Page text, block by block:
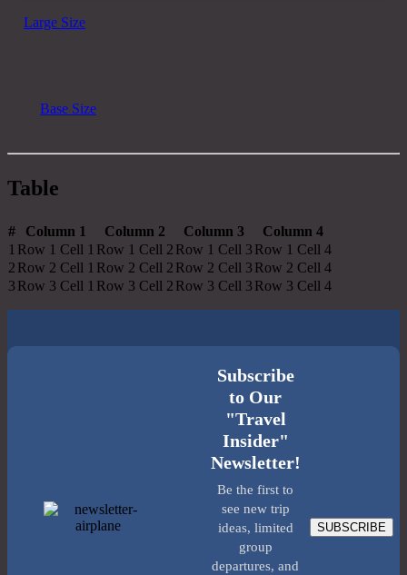
Large Size
Base Size
Table
# Column 1 Column 2 Column 3
Column 4
1 Row 1 Cell 1 Row 1 Cell 2 Row 1 Cell 3 Row 1 Cell 4
2 Row 2 Cell 1 Row 2 Cell 2 Row 2 Cell 3 Row 2 Cell 4
3 Row 3 Cell 1 Row 3 Cell 2 Row 3 Cell 3 Row 3 Cell 4
Subscribe
to Our
"Travel
Insider"
Newsletter!
Be the first to
see new trip
ideas, limited
group
departures, and
SUBSCRIBE